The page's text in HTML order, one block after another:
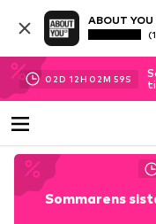
ABOUT
02D 12H 02M 57S
Sommarens